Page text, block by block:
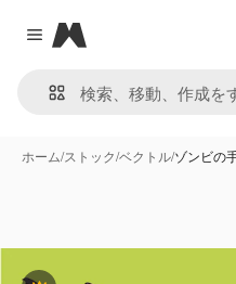
Close menu
Magnific
ホーム/ストック/ベクトル/ゾンビの